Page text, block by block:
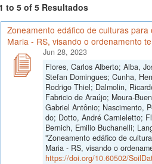
to 5 of 5 Resultados
Zoneamento edáfico de culturas
Maria - RS, visando o ordenamento
Jun 28, 2023
Flores, Carlos Alberto; Alba,
Stefan Domingues; Cunha,
Rodrigo Thiel; Dalmolin,
Fabricio de Araújo; Moura-
Gabriel Antônio; Nascimento,
do; Dotto, André Carnieletto;
Bernich, Emilio Buchanelli;
"Zoneamento edáfico de
Maria - RS, visando o
https://doi.org/10.60502/